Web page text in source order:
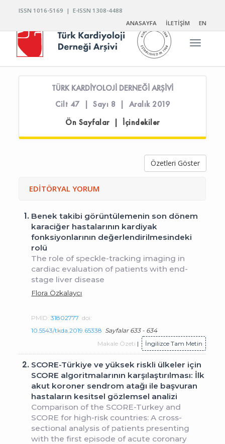
ISSN 1016-5169 | E-ISSN 1308-4488
ANASAYFA
İLETİŞİM EN
Toggle
TÜRK KARDİYOLOJİ DERNEĞİ ARŞİVİ
Cilt 47 | Sayı 8 | Aralık 2019
Ön Sayfalar | İçindekiler
Özetleri Göster
EDİTÖRYAL YORUM
1. Benek takibi görüntülemenin son dönem
karaciğer hastalarının kardiyak
fonksiyonlarının değerlendirilmesindeki
rolü
The role of speckle-tracking imaging in
cardiac evaluation of patients with end-
stage liver disease
Flora Özkalaycı
PMID:31802777 doi:
10.5543/tkda.2019.65338 Sayfalar 633 - 634
Makale Özeti | İngilizce Tam Metin
2. SCORE-Türkiye ve yüksek riskli ülkeler için
SCORE algoritmalarının karşılaştırılması: İlk
akut koroner sendrom atağı ile başvuran
hastaların kesitsel gözlemsel analizi
Comparison of the SCORE-Turkey and
SCORE for high-risk countries: A cross-
sectional analysis of patients presenting
with the first episode of acute coronary